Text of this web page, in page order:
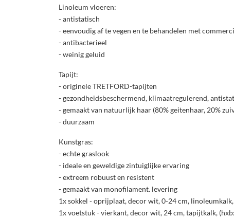
Linoleum vloeren:
- antistatisch
- eenvoudig af te vegen en te behandelen met
- antibacterieel
- weinig geluid
Tapijt:
- originele TRETFORD-tapijten
- gezondheidsbeschermend, klimaatregulerend,
- gemaakt van natuurlijk haar (80% geitenhaar, 20%
- duurzaam
Kunstgras:
- echte graslook
- ideale en geweldige zintuiglijke ervaring
- extreem robuust en resistent
- gemaakt van monofilament. levering
1x sokkel - oprijplaat, decor wit, 0-24 cm,
1x voetstuk - vierkant, decor wit, 24 cm, tapijtkalk,